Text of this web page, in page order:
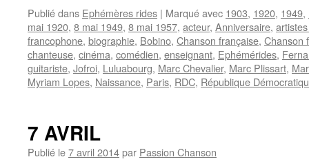
Publié dans Ephémères rides | Marqué avec 1903, 1920, 1949,
mai 1920, 8 mai 1949, 8 mai 1957, acteur, Anniversaire,
francophone, biographie, Bobino, Chanson française, Chanson
chanteuse, cinéma, comédien, enseignant, Ephémérides,
guitariste, Jofroi, Luluabourg, Marc Chevalier, Marc Plissart,
Myriam Lopes, Naissance, Paris, RDC, République
7 AVRIL
Publié le7 avril 2014par Passion Chanson